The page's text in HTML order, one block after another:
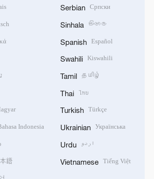
Indonesia
語
Serbian Српски
Sinhala සිංහල
Spanish Español
Swahili Kiswahili
Tamil தமிழ்
Thai ไทย
Turkish Türkçe
Ukrainian Українська
Urdu اردو
Vietnamese Tiếng Việt